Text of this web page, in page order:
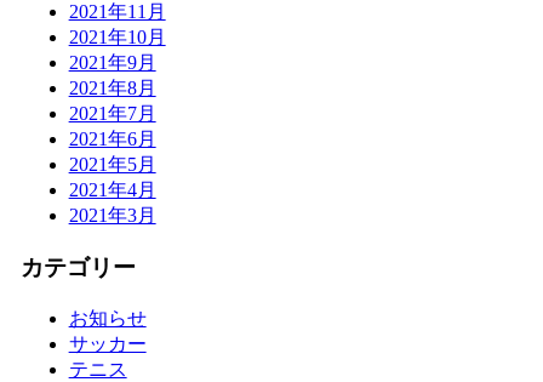
2021年11月
2021年10月
2021年9月
2021年8月
2021年7月
2021年6月
2021年5月
2021年4月
2021年3月
カテゴリー
お知らせ
サッカー
テニス